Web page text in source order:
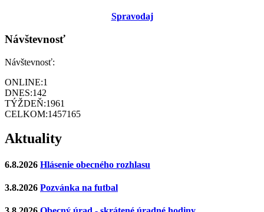
Spravodaj
Návštevnosť
Návštevnosť:
ONLINE:1
DNES:142
TÝŽDEŇ:1961
CELKOM:1457165
Aktuality
6.8.2026 Hlásenie obecného rozhlasu
3.8.2026 Pozvánka na futbal